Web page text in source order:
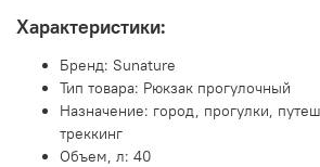
Характеристики:
Бренд: Sunature
Тип товара: Рюкзак прогулочный
Назначение: город, прогулки,
треккинг
Объем, л: 40